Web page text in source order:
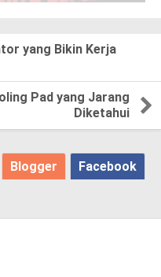
yang Bikin Kerja
Pad yang Jarang
Diketahui
Facebook
Blogger